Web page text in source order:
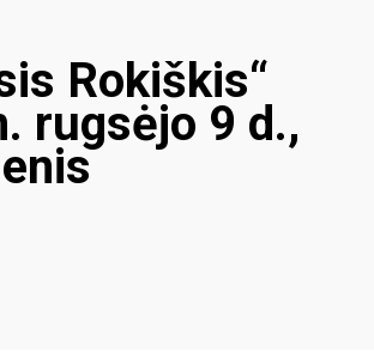
Rokiškis“
rugsėjo 9 d.,